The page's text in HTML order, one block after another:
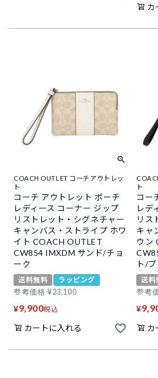
カ
COACH OUTLET コーチアウトレッ
ト
コーチ アウトレット ポーチ
レディース コーナー ジップ
リストレット・シグネチャー
キャンバス・ストライプ ホワ
イト COACH OUTLET
CW854 IMXDM サンド/チョ
ーク
送料無料
ラッピング
参考価格 ¥23,100
¥9,900税込
カートに入れる
ト
コー
レデ
リス
キャ
ウン
ト/
送料
参考
¥
カ